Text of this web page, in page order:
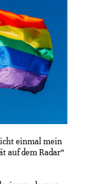
einmal mein
auf dem Radar“